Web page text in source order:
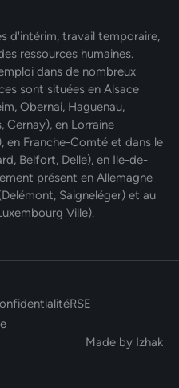
d'intérim, travail temporaire,
ressources humaines.
dans de nombreux
sont situées en Alsace
Obernai, Haguenau,
Cernay), en Lorraine
en Franche-Comté et dans le
Belfort, Delle), en Ile-de-
présent en Allemagne
Saigneléger) et au
Ville).
RSE
Made by Izhak